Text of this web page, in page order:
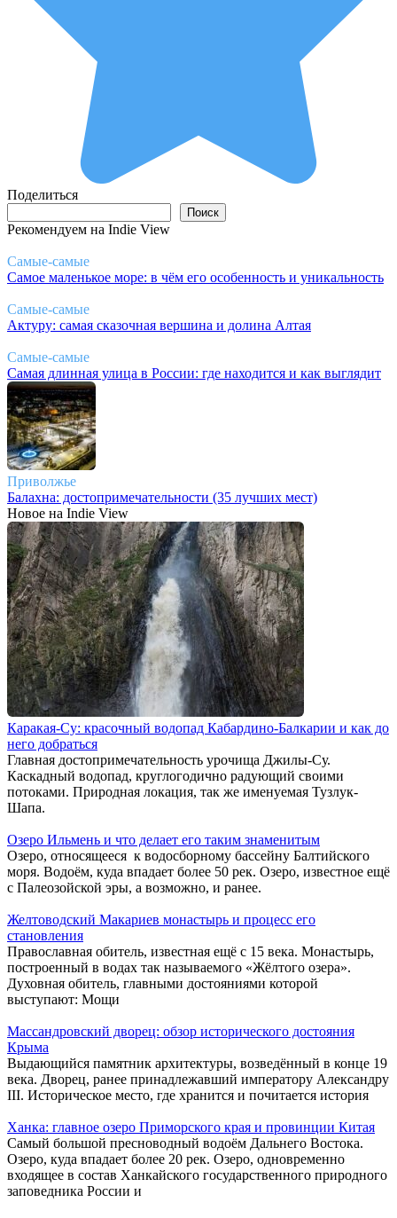
Поделиться
Поиск
Рекомендуем на Indie View
Самые-самые
Самое маленькое море: в чём его особенность и уникальность
Самые-самые
Актуру: самая сказочная вершина и долина Алтая
Самые-самые
Самая длинная улица в России: где находится и как выглядит
Приволжье
Балахна: достопримечательности (35 лучших мест)
Новое на Indie View
Каракая-Су: красочный водопад Кабардино-Балкарии и как до
него добраться
Главная достопримечательность урочища Джилы-Су.
Каскадный водопад, круглогодично радующий своими
потоками. Природная локация, так же именуемая Тузлук-
Шапа.
Озеро Ильмень и что делает его таким знаменитым
Озеро, относящееся к водосборному бассейну Балтийского
моря. Водоём, куда впадает более 50 рек. Озеро, известное ещё
с Палеозойской эры, а возможно, и ранее.
Желтоводский Макариев монастырь и процесс его
становления
Православная обитель, известная ещё с 15 века. Монастырь,
построенный в водах так называемого «Жёлтого озера».
Духовная обитель, главными достояниями которой
выступают: Мощи
Массандровский дворец: обзор исторического достояния
Крыма
Выдающийся памятник архитектуры, возведённый в конце 19
века. Дворец, ранее принадлежавший императору Александру
III. Историческое место, где хранится и почитается история
Ханка: главное озеро Приморского края и провинции Китая
Самый большой пресноводный водоём Дальнего Востока.
Озеро, куда впадает более 20 рек. Озеро, одновременно
входящее в состав Ханкайского государственного природного
заповедника России и